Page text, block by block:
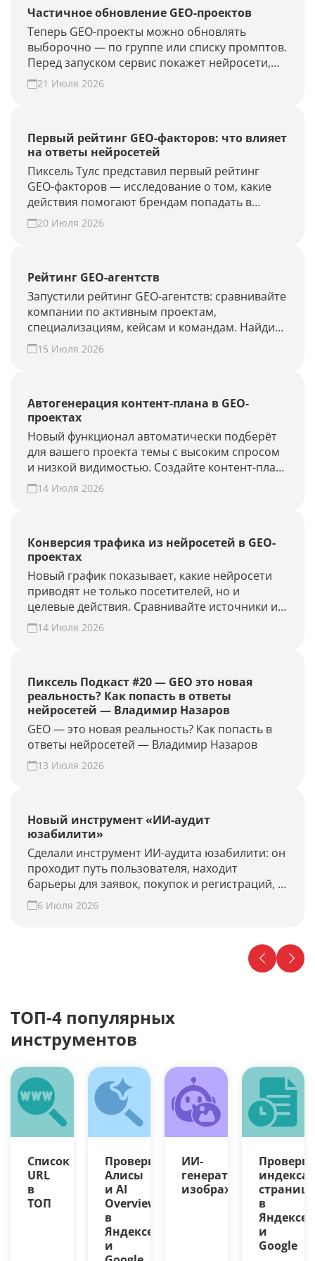
Частичное обновление GEO-проектов
Теперь GEO-проекты можно обновлять
выборочно — по группе или списку промптов.
Перед запуском сервис покажет нейросети,
объём проверки и расход лимитов. Проверьте
новые запросы или результат GEO-работ без
21 Июля 2026
Первый рейтинг GEO-факторов: что влияет
на ответы нейросетей
Пиксель Тулс представил первый рейтинг
GEO-факторов — исследование о том, какие
действия помогают брендам попадать в
ответы нейросетей.
20 Июля 2026
Рейтинг GEO-агентств
Запустили рейтинг GEO-агентств: сравнивайте
компании по активным проектам,
специализациям, кейсам и командам. Найдите
подрядчика для продвижения в ChatGPT,
Алисе AI и Perplexity или добавьте своё
15 Июля 2026
Автогенерация контент-плана в GEO-
проектах
Новый функционал автоматически подберёт
для вашего проекта темы с высоким спросом
и низкой видимостью. Создайте контент-план
за несколько минут и повысьте присутствие
вашего бренда и сайта в ответах нейросетей.
14 Июля 2026
Конверсия трафика из нейросетей в GEO-
проектах
Новый график показывает, какие нейросети
приводят не только посетителей, но и
целевые действия. Сравнивайте источники и
периоды, находите точки роста. Создайте
GEO-проект и проверьте конверсию своего
14 Июля 2026
Пиксель Подкаст #20 — GEO это новая
реальность? Как попасть в ответы
нейросетей — Владимир Назаров
GEO — это новая реальность? Как попасть в
ответы нейросетей — Владимир Назаров
13 Июля 2026
Новый инструмент «ИИ-аудит
юзабилити»
Сделали инструмент ИИ-аудита юзабилити: он
проходит путь пользователя, находит
барьеры для заявок, покупок и регистраций, и
предлагает гипотезы для роста конверсии.
Проверьте свой сайт прямо сейчас!
6 Июля 2026
ТОП-4 популярных
инструментов
Список
URL
в
ТОП
Проверка
Алисы
и AI
Overview
в
Яндексе
и
ИИ-
генератор
изображений
Проверка
страниц
в
Яндексе
и
Google